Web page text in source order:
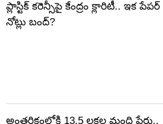
ప్లాస్టిక్‌ కరెన్సీపై కేంద్రం క్లారిటీ.. ఇక పేపర్‌
నోట్లు బంద్‌?
అంతరిక్షంలోకి 13.5 లక్షల మంది పేర్లు..